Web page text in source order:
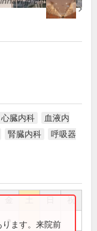
心臓内科
血液内
腎臓内科
呼吸器
祝
●ます。来院前